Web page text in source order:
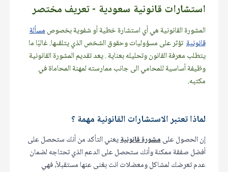
استشارات قانونية سعودية - تعريف مختصر
المشورة القانونية هي أي استشارة خطية أو شفوية بخصوصمسألة
قانونيةتؤثر على مسؤوليات وحقوق الشخص الذي يتلقىها. غالبًا ما
يتطلب معرفة القانون وتحليله بعناية . يعد تقديم المشورة القانونية
وظيفة أساسية للمحامي الى جانب ممارسته لمهنة المحاماة في
مكتبه.
لماذا تعتبر الاستشارات القانونية مهمة ؟
إن الحصول علىمشورة قانونيةيعني التأكد من أنك ستحصل على
أفضل صفقة ممكنة وأنك ستحصل على الدعم الذي تحتاجه لضمان
عدم تعرضك لمشاكل ومعضلات انت بغنى عنها مستقبلاً، فهي